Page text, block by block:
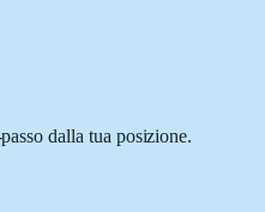
dalla tua posizione.